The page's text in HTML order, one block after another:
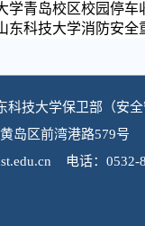
学青岛校区校园停车
东科技大学消防安全
科技大学保卫部（安
岛区前湾港路579号
电话：